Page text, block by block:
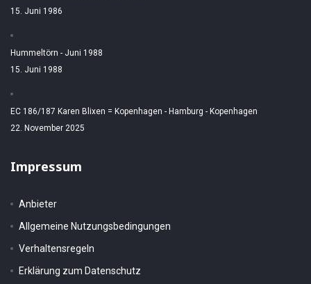
15. Juni 1986
Hummeltörn - Juni 1988
15. Juni 1988
EC 186/187 Karen Blixen = Kopenhagen - Hamburg - Kopenhagen
22. November 2025
Impressum
Anbieter
Allgemeine Nutzungsbedingungen
Verhaltensregeln
Erklärung zum Datenschutz